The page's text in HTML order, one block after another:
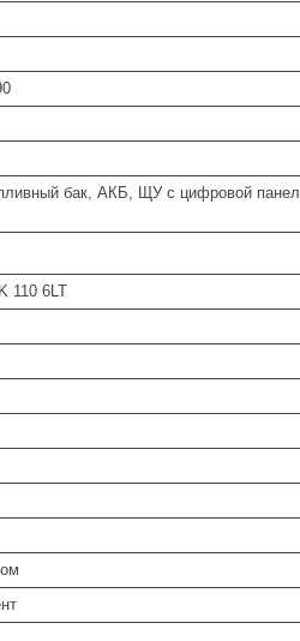
бак, АКБ, ЩУ с цифровой
110 6LT